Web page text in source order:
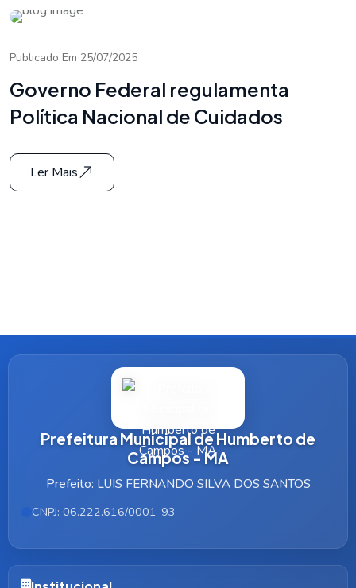
Publicado Em 25/07/2025
Governo Federal regulamenta
Política Nacional de Cuidados
Ler Mais
Prefeitura Municipal de Humberto de
Campos - MA
Prefeito: LUIS FERNANDO SILVA DOS SANTOS
CNPJ: 06.222.616/0001-93